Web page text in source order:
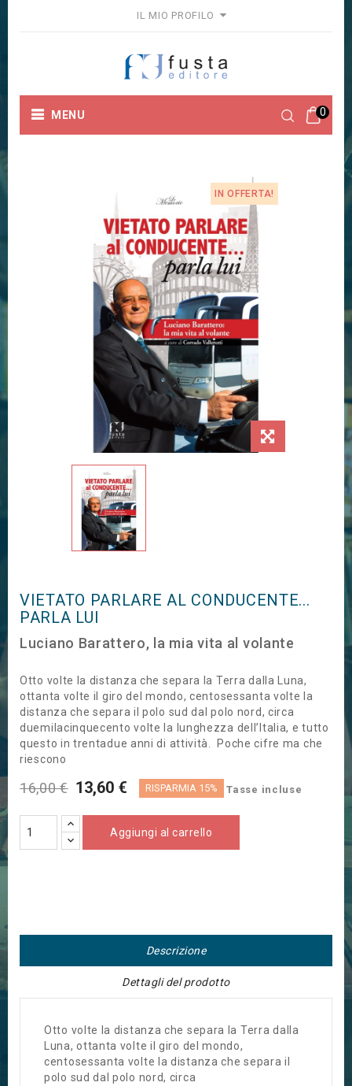
IL MIO PROFILO
0
MENU
IN OFFERTA!
VIETATO PARLARE AL CONDUCENTE...
PARLA LUI
Luciano Barattero, la mia vita al volante
Otto volte la distanza che separa la Terra dalla Luna,
ottanta volte il giro del mondo, centosessanta volte la
distanza che separa il polo sud dal polo nord, circa
duemilacinquecento volte la lunghezza dell’Italia, e tutto
questo in trentadue anni di attività. Poche cifre ma che
riescono
16,00 € 13,60 € RISPARMIA 15% Tasse incluse
Aggiungi al carrello
Descrizione
Dettagli del prodotto
Otto volte la distanza che separa la Terra dalla
Luna, ottanta volte il giro del mondo,
centosessanta volte la distanza che separa il
polo sud dal polo nord, circa